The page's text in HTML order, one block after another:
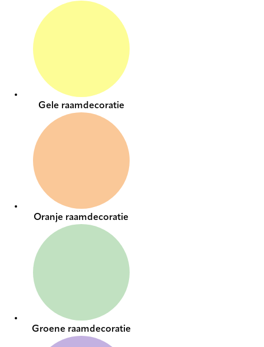
Gele raamdecoratie
Oranje raamdecoratie
Groene raamdecoratie